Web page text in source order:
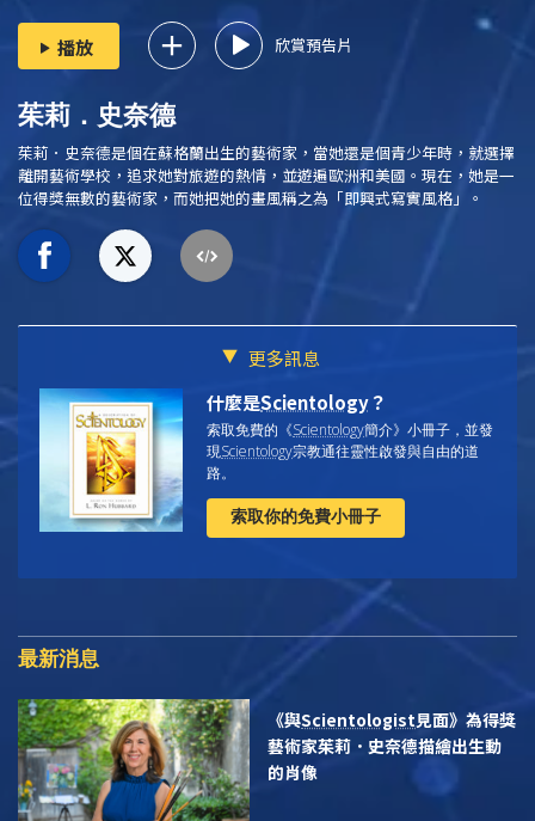
播放 欣賞預告片
茱莉．史奈德
茱莉．史奈德是個在蘇格蘭出生的藝術家，當她還是個青少年時，就選擇
離開藝術學校，追求她對旅遊的熱情，並遊遍歐洲和美國。現在，她是一
位得獎無數的藝術家，而她把她的畫風稱之為「即興式寫實風格」。
更多訊息
什麼是Scientology？
索取免費的《Scientology簡介》小冊子， 並發
現Scientology宗教通往靈性啟發與自由的道
路。
索取你的免費小冊子
最新消息
《與Scientologist見面》為得獎
藝術家茱莉．史奈德描繪出生動
的肖像